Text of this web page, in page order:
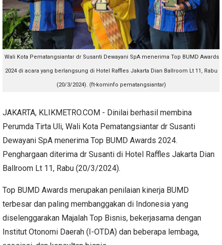
Wali Kota Pematangsiantar dr Susanti Dewayani SpA menerima Top BUMD Awards
2024 di acara yang berlangsung di Hotel Raffles Jakarta Dian Ballroom Lt 11, Rabu
(20/3/2024). (ft-kominfo pematangsiantar)
JAKARTA, KLIKMETRO.COM - Dinilai berhasil membina
Perumda Tirta Uli, Wali Kota Pematangsiantar dr Susanti
Dewayani SpA menerima Top BUMD Awards 2024.
Penghargaan diterima dr Susanti di Hotel Raffles Jakarta Dian
Ballroom Lt 11, Rabu (20/3/2024).
Top BUMD Awards merupakan penilaian kinerja BUMD
terbesar dan paling membanggakan di Indonesia yang
diselenggarakan Majalah Top Bisnis, bekerjasama dengan
Institut Otonomi Daerah (I-OTDA) dan beberapa lembaga,